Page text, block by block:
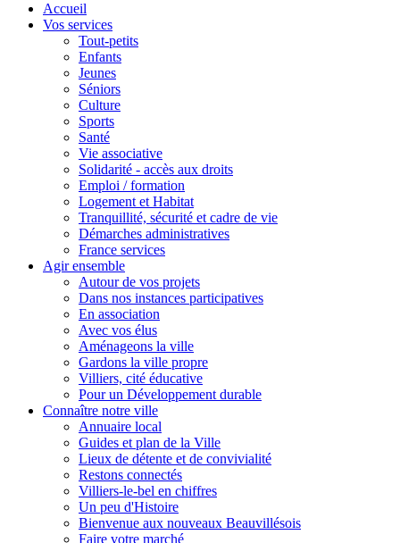
Accueil
Vos services
Tout-petits
Enfants
Jeunes
Séniors
Culture
Sports
Santé
Vie associative
Solidarité - accès aux droits
Emploi / formation
Logement et Habitat
Tranquillité, sécurité et cadre de vie
Démarches administratives
France services
Agir ensemble
Autour de vos projets
Dans nos instances participatives
En association
Avec vos élus
Aménageons la ville
Gardons la ville propre
Villiers, cité éducative
Pour un Développement durable
Connaître notre ville
Annuaire local
Guides et plan de la Ville
Lieux de détente et de convivialité
Restons connectés
Villiers-le-bel en chiffres
Un peu d'Histoire
Bienvenue aux nouveaux Beauvillésois
Faire votre marché